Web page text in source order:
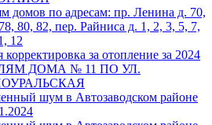
домов по адресам: пр. Ленина д. 70,
80, 82, пер. Райниса д. 1, 2, 3, 5, 7,
12
корректировка за отопление за 2024
ДОМА № 11 ПО УЛ.
шум в Автозаводском районе